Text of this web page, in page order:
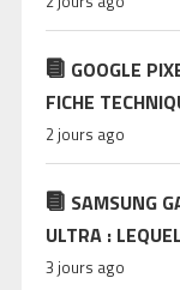
GOOGLE
FICHE
2 jours ago
SAMSUNG
ULTRA :
3 jours ago